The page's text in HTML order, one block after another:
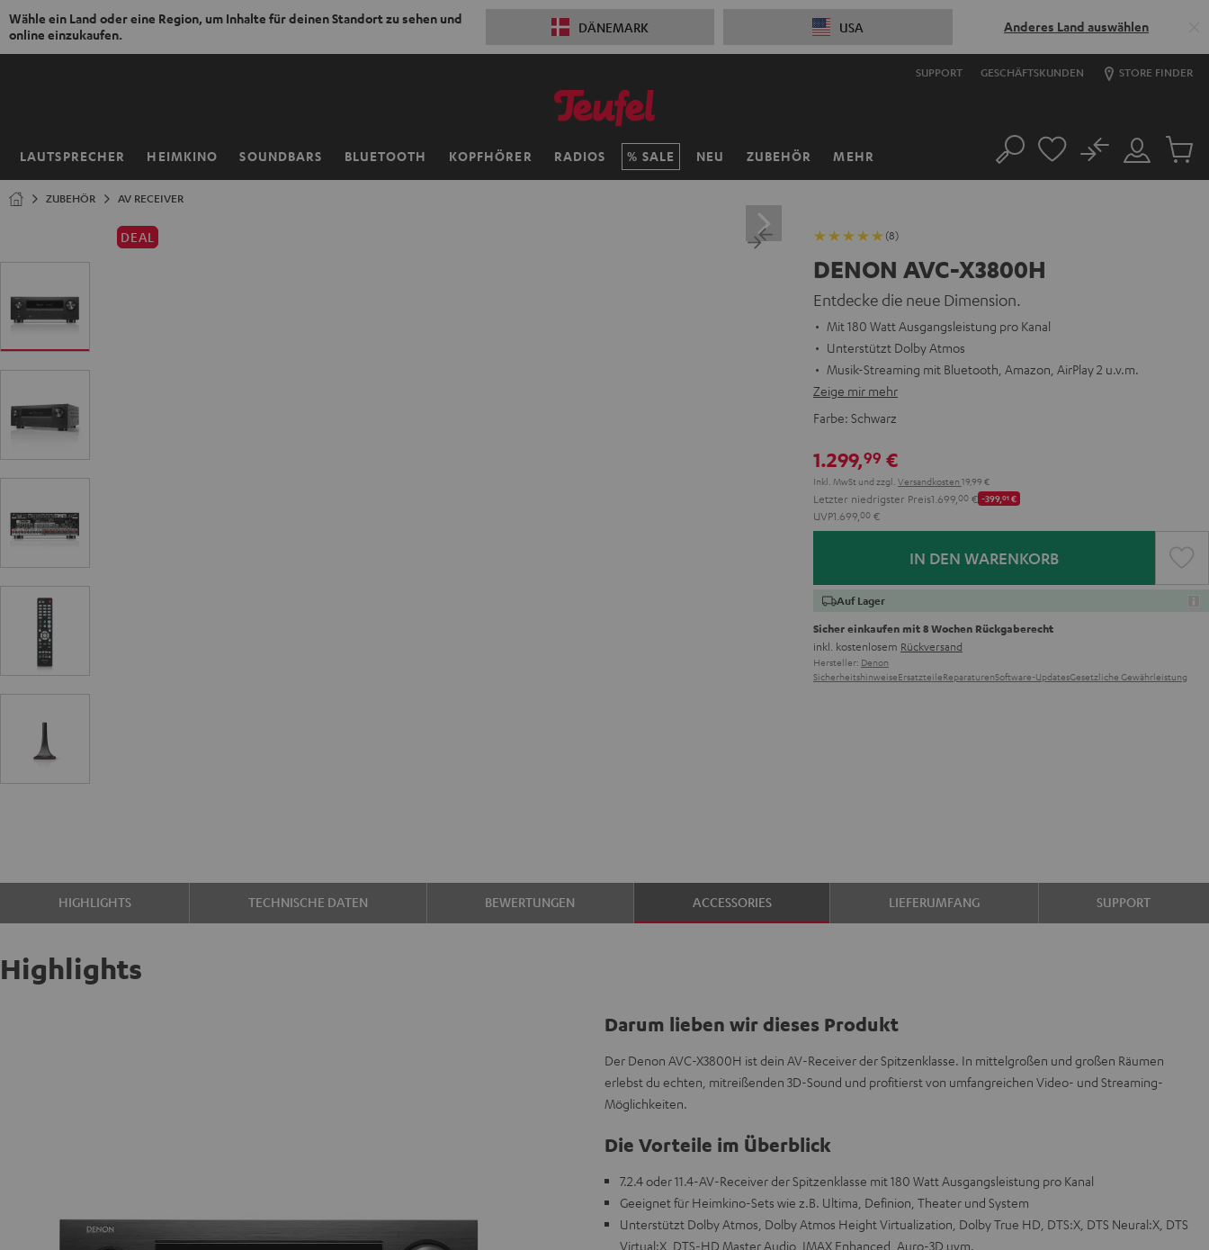
Wähle ein Land oder eine Region, um Inhalte für deinen Standort zu sehen und
online einzukaufen.
DÄNEMARK USA Anderes Land auswählen
ZUM
SUPPORT GESCHÄFTSKUNDEN STORE FINDER
LAUTSPRECHER HEIMKINO SOUNDBARS BLUETOOTH KOPFHÖRER RADIOS SALE NEU ZUBEHÖR MEHR
Startseite Suche
Mein
Konto
No
Artikel
ZUBEHÖR AV RECEIVER
DEAL (8)
DENON AVC-X3800H
Entdecke die neue Dimension.
Mit 180 Watt Ausgangsleistung pro Kanal
Unterstützt Dolby Atmos
Musik-Streaming mit Bluetooth, Amazon, AirPlay 2 u.v.m.
Zeige mir mehr
Farbe: Schwarz
1.299,99 €
Inkl. MwSt und zzgl. Versandkosten 19,99 €
Letzter niedrigster Preis1.699, 00 € -399,01€
UVP1.699, 00 €
IN DEN WARENKORB
Auf Lager
Sicher einkaufen mit 8 Wochen Rückgaberecht
inkl. kostenlosem Rückversand
Hersteller: Denon
SicherheitshinweiseErsatzteileReparaturenSoftware-UpdatesGesetzliche Gewährleistung
HIGHLIGHTS TECHNISCHE DATEN BEWERTUNGEN ACCESSORIES LIEFERUMFANG SUPPORT
Highlights
Darum lieben wir dieses Produkt
Der Denon AVC-X3800H ist dein AV-Receiver der Spitzenklasse. In mittelgroßen und großen Räumen
erlebst du echten, mitreißenden 3D-Sound und profitierst von umfangreichen Video- und Streaming-
Möglichkeiten.
Die Vorteile im Überblick
7.2.4 oder 11.4-AV-Receiver der Spitzenklasse mit 180 Watt Ausgangsleistung pro Kanal
Geeignet für Heimkino-Sets wie z.B. Ultima, Definion, Theater und System
Unterstützt Dolby Atmos, Dolby Atmos Height Virtualization, Dolby True HD, DTS:X, DTS Neural:X, DTS
Virtual:X, DTS-HD Master Audio, IMAX Enhanced, Auro-3D uvm.